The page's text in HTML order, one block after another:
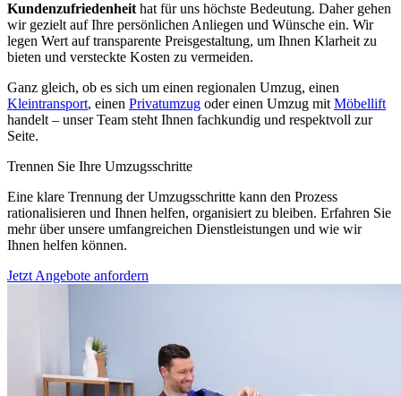
Kundenzufriedenheit hat für uns höchste Bedeutung. Daher gehen
wir gezielt auf Ihre persönlichen Anliegen und Wünsche ein. Wir
legen Wert auf transparente Preisgestaltung, um Ihnen Klarheit zu
bieten und versteckte Kosten zu vermeiden.
Ganz gleich, ob es sich um einen regionalen Umzug, einen
Kleintransport, einen Privatumzug oder einen Umzug mit Möbellift
handelt – unser Team steht Ihnen fachkundig und respektvoll zur
Seite.
Trennen Sie Ihre Umzugsschritte
Eine klare Trennung der Umzugsschritte kann den Prozess
rationalisieren und Ihnen helfen, organisiert zu bleiben. Erfahren Sie
mehr über unsere umfangreichen Dienstleistungen und wie wir
Ihnen helfen können.
Jetzt Angebote anfordern